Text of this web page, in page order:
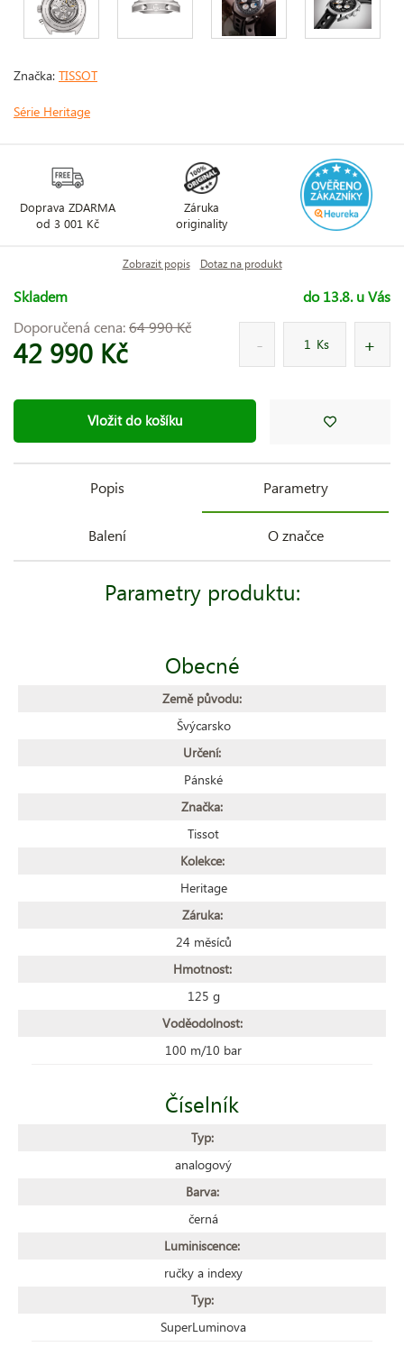
Značka: TISSOT
Série Heritage
Doprava ZDARMA
od 3 001 Kč
Záruka
originality
Zobrazit popis Dotaz na produkt
Skladem
do 13.8. u Vás
Doporučená cena:64 990 Kč
42 990 Kč Ks
Vložit do košíku
Popis Parametry
Balení O značce
Parametry produktu:
Obecné
Země původu:
Švýcarsko
Určení:
Pánské
Značka:
Tissot
Kolekce:
Heritage
Záruka:
24 měsíců
Hmotnost:
125 g
Voděodolnost:
100 m/10 bar
Číselník
Typ:
analogový
Barva:
černá
Luminiscence:
ručky a indexy
Typ:
SuperLuminova